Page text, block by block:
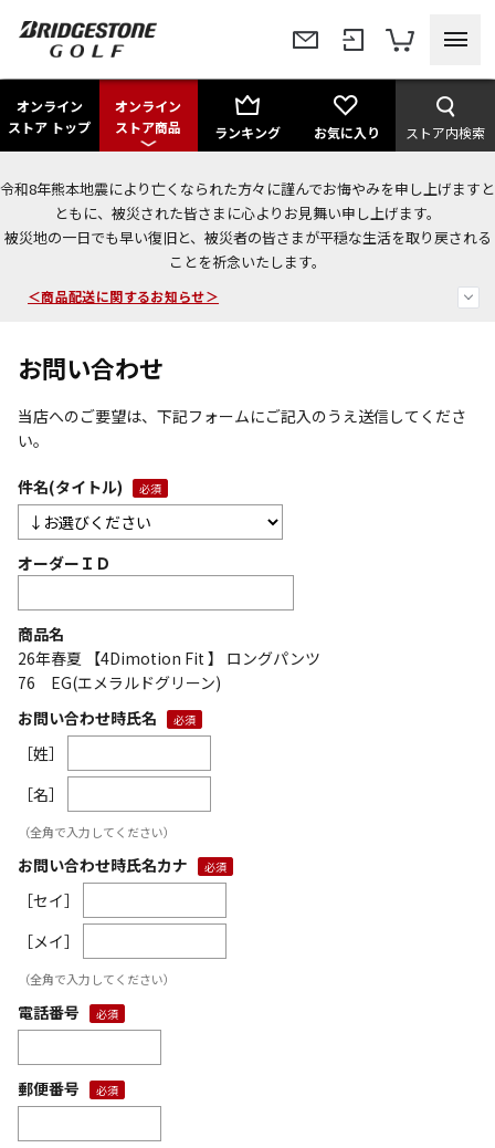
オンライン
ストア トップ
オンライン
ストア商品
ランキング お気に入り ストア内検索
令和8年熊本地震により亡くなられた方々に謹んでお悔やみを申し上げますと
ともに、被災された皆さまに心よりお見舞い申し上げます。
被災地の一日でも早い復旧と、被災者の皆さまが平穏な生活を取り戻される
ことを祈念いたします。
＜夏季休暇中のご注文・発送・お問い合わせ＞
今なら新規会員登録で1,000円OFFクーポンプレゼント！
＜商品配送に関するお知らせ＞
お問い合わせ
当店へのご要望は、下記フォームにご記入のうえ送信してくださ
い。
件名(タイトル)
オーダーＩＤ
商品名
26年春夏 【4Dimotion Fit 】 ロングパンツ
76 EG(エメラルドグリーン)
お問い合わせ時氏名
［姓］
［名］
（全角で入力してください）
お問い合わせ時氏名カナ
［セイ］
［メイ］
（全角で入力してください）
電話番号
郵便番号